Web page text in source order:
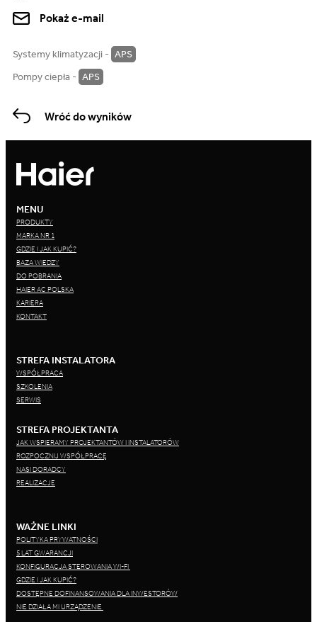
Pokaż e-mail
Systemy klimatyzacji - APS
Pompy ciepła - APS
Wróć do wyników
MENU
PRODUKTY
MARKA NR 1
GDZIE I JAK KUPIĆ?
BAZA WIEDZY
DO POBRANIA
HAIER AC POLSKA
KARIERA
KONTAKT
STREFA INSTALATORA
WSPÓŁPRACA
SZKOLENIA
SERWIS
STREFA PROJEKTANTA
JAK WSPIERAMY PROJEKTANTÓW I INSTALATORÓW
ROZPOCZNIJ WSPÓŁPRACĘ
NASI DORADCY
REALIZACJE
WAŻNE LINKI
POLITYKA PRYWATNOŚCI
5 LAT GWARANCJI
KONFIGURACJA STEROWANIA WI-FI
GDZIE I JAK KUPIĆ?
DOSTĘPNE DOFINANSOWANIA DLA INWESTORÓW
NIE DZIAŁA MI URZĄDZENIE